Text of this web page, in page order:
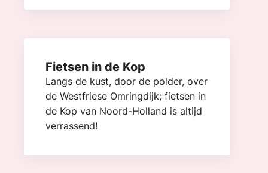
Fietsen in de Kop
Langs de kust, door de polder, over
de Westfriese Omringdijk; fietsen in
de Kop van Noord-Holland is altijd
verrassend!